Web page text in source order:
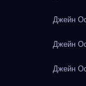
Джейн
Джейн
Джейн